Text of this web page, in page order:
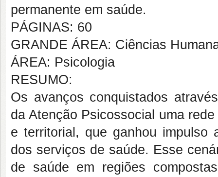
permanente em saúde.
PÁGINAS: 60
GRANDE ÁREA: Ciências
ÁREA: Psicologia
RESUMO:
Os avanços conquistados
da Atenção Psicossocial uma
e territorial, que ganhou impulso
dos serviços de saúde. Esse
de saúde em regiões